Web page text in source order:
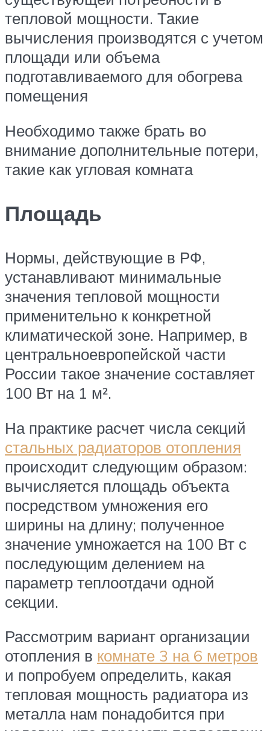
тепловой мощности. Такие
вычисления производятся с учетом
площади или объема
подготавливаемого для обогрева
помещения
Необходимо также брать во
внимание дополнительные потери,
такие как угловая комната
Площадь
Нормы, действующие в РФ,
устанавливают минимальные
значения тепловой мощности
применительно к конкретной
климатической зоне. Например, в
центральноевропейской части
России такое значение составляет
100 Вт на 1 м².
На практике расчет числа секций
стальных радиаторов отопления
происходит следующим образом:
вычисляется площадь объекта
посредством умножения его
ширины на длину; полученное
значение умножается на 100 Вт с
последующим делением на
параметр теплоотдачи одной
секции.
Рассмотрим вариант организации
отопления в комнате 3 на 6 метров
и попробуем определить, какая
тепловая мощность радиатора из
металла нам понадобится при